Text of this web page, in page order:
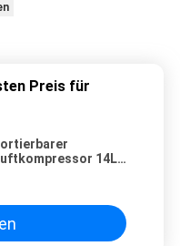
Preis für
14L